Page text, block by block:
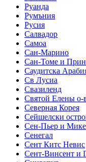
Руанда
Румъния
Русия
Салвадор
Самоа
Сан-Марино
Сан-Томе и
Саудитска
Св Лусиа
Свазиленд
Святой Елены о-
Северная Корея
Сейшелски
Сен-Пьер и
Сенегал
Сент Китс Невис
Сент-Винсент и